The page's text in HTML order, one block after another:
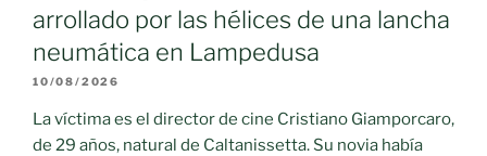
arrollado por las hélices de una lancha
neumática en Lampedusa
10/08/2026
La víctima es el director de cine Cristiano Giamporcaro,
de 29 años, natural de Caltanissetta. Su novia había